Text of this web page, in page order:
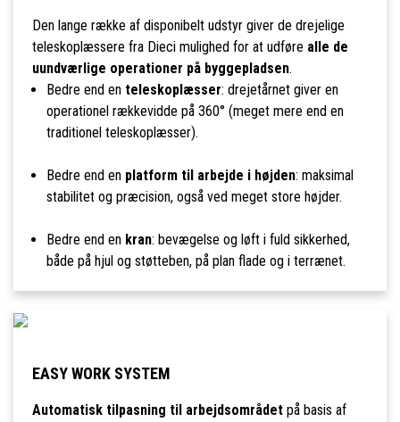
Den lange række af disponibelt udstyr giver de drejelige
teleskoplæssere fra Dieci mulighed for at udføre alle de
uundværlige operationer på byggepladsen.
Bedre end en teleskoplæsser: drejetårnet giver en
operationel rækkevidde på 360° (meget mere end en
traditionel teleskoplæsser).
Bedre end en platform til arbejde i højden: maksimal
stabilitet og præcision, også ved meget store højder.
Bedre end en kran: bevægelse og løft i fuld sikkerhed,
både på hjul og støtteben, på plan flade og i terrænet.
EASY WORK SYSTEM
Automatisk tilpasning til arbejdsområdetpå basis af